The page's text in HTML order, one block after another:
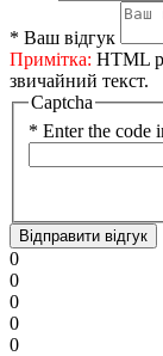
* Ваш відгук
Примітка: HTML
звичайний текст.
Captcha
* Enter the code
Відправити відгук
0
0
0
0
0